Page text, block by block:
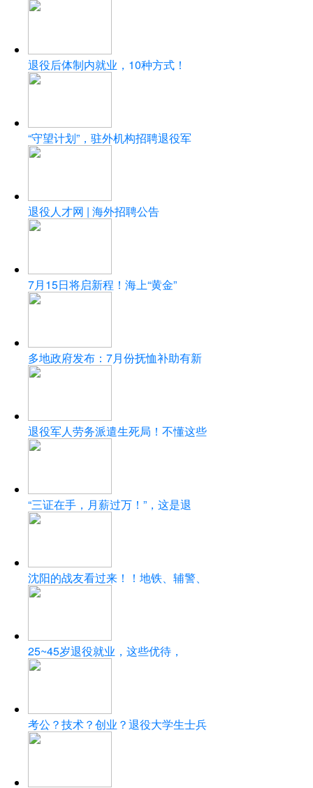
退役后体制内就业，10种方式！
“守望计划”，驻外机构招聘退役军
退役人才网 | 海外招聘公告
7月15日将启新程！海上“黄金”
多地政府发布：7月份抚恤补助有新
退役军人劳务派遣生死局！不懂这些
“三证在手，月薪过万！”，这是退
沈阳的战友看过来！！地铁、辅警、
25~45岁退役就业，这些优待，
考公？技术？创业？退役大学生士兵